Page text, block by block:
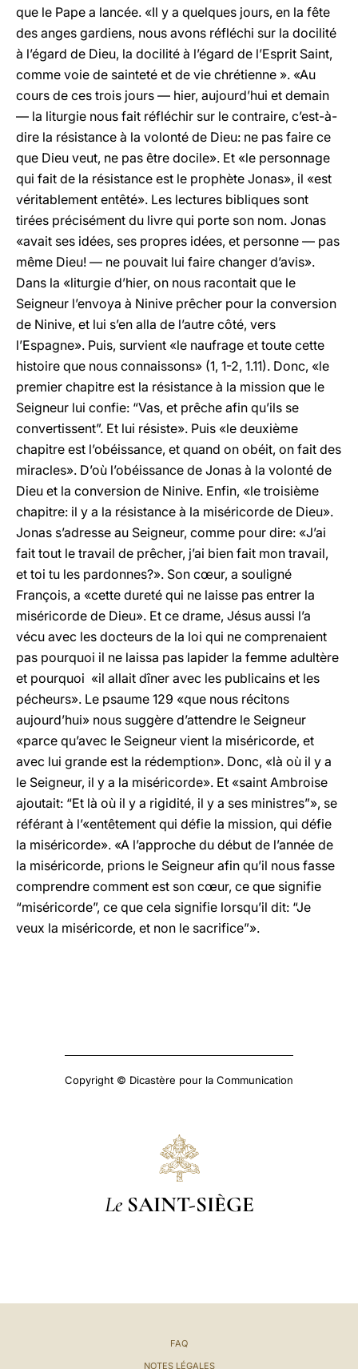
que le Pape a lancée. «Il y a quelques jours, en la fête
des anges gardiens, nous avons réfléchi sur la docilité
à l’égard de Dieu, la docilité à l’égard de l’Esprit Saint,
comme voie de sainteté et de vie chrétienne ». «Au
cours de ces trois jours — hier, aujourd’hui et demain
— la liturgie nous fait réfléchir sur le contraire, c’est-à-
dire la résistance à la volonté de Dieu: ne pas faire ce
que Dieu veut, ne pas être docile». Et «le personnage
qui fait de la résistance est le prophète Jonas», il «est
véritablement entêté». Les lectures bibliques sont
tirées précisément du livre qui porte son nom. Jonas
«avait ses idées, ses propres idées, et personne — pas
même Dieu! — ne pouvait lui faire changer d’avis».
Dans la «liturgie d’hier, on nous racontait que le
Seigneur l’envoya à Ninive prêcher pour la conversion
de Ninive, et lui s’en alla de l’autre côté, vers
l’Espagne». Puis, survient «le naufrage et toute cette
histoire que nous connaissons» (1, 1-2, 1.11). Donc, «le
premier chapitre est la résistance à la mission que le
Seigneur lui confie: “Vas, et prêche afin qu’ils se
convertissent”. Et lui résiste». Puis «le deuxième
chapitre est l’obéissance, et quand on obéit, on fait des
miracles». D’où l’obéissance de Jonas à la volonté de
Dieu et la conversion de Ninive. Enfin, «le troisième
chapitre: il y a la résistance à la miséricorde de Dieu».
Jonas s’adresse au Seigneur, comme pour dire: «J’ai
fait tout le travail de prêcher, j’ai bien fait mon travail,
et toi tu les pardonnes?». Son cœur, a souligné
François, a «cette dureté qui ne laisse pas entrer la
miséricorde de Dieu». Et ce drame, Jésus aussi l’a
vécu avec les docteurs de la loi qui ne comprenaient
pas pourquoi il ne laissa pas lapider la femme adultère
et pourquoi «il allait dîner avec les publicains et les
pécheurs». Le psaume 129 «que nous récitons
aujourd’hui» nous suggère d’attendre le Seigneur
«parce qu’avec le Seigneur vient la miséricorde, et
avec lui grande est la rédemption». Donc, «là où il y a
le Seigneur, il y a la miséricorde». Et «saint Ambroise
ajoutait: “Et là où il y a rigidité, il y a ses ministres”», se
référant à l’«entêtement qui défie la mission, qui défie
la miséricorde». «A l’approche du début de l’année de
la miséricorde, prions le Seigneur afin qu’il nous fasse
comprendre comment est son cœur, ce que signifie
“miséricorde”, ce que cela signifie lorsqu’il dit: “Je
veux la miséricorde, et non le sacrifice”».
Copyright © Dicastère pour la Communication
Le SAINT-SIÈGE
FAQ
NOTES LÉGALES